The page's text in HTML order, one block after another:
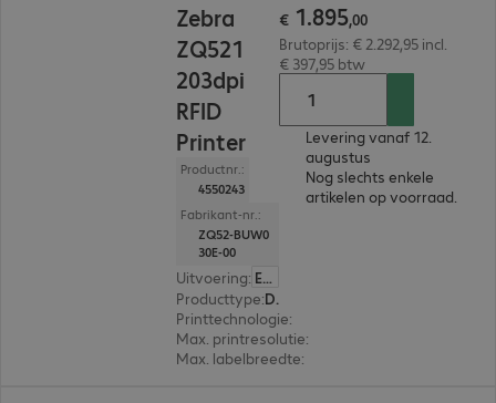
Zebra
ZQ521
203dpi
RFID
Printer
Productnr.:
4550243
Fabrikant-nr.:
ZQ52-BUW0
30E-00
Uitvoering: Europa
Producttype:
Draagbare labelprinter
Printtechnologie:
Max. printresolutie:
Max. labelbreedte:
€ 1.895,00
Brutoprijs: € 2.292,95 incl.
€ 397,95 btw
Levering vanaf 12.
augustus
Nog slechts enkele
artikelen op voorraad.